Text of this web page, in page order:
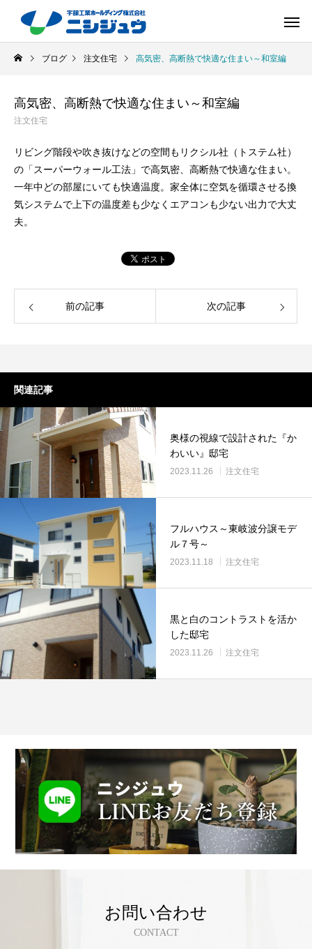
ブログ 注文住宅 高気密、高断熱で快適な住まい～和室編
高気密、高断熱で快適な住まい～和室編
注文住宅
リビング階段や吹き抜けなどの空間もリクシル社（トステム社）
の「スーパーウォール工法」で高気密、高断熱で快適な住まい。
一年中どの部屋にいても快適温度。家全体に空気を循環させる換
気システムで上下の温度差も少なくエアコンも少ない出力で大丈
夫。
前の記事 次の記事
関連記事
奥様の視線で設計された『か
わいい』邸宅
2023.11.26 注文住宅
フルハウス～東岐波分譲モデ
ル７号～
2023.11.18 注文住宅
黒と白のコントラストを活か
した邸宅
2023.11.26 注文住宅
お問い合わせ
CONTACT